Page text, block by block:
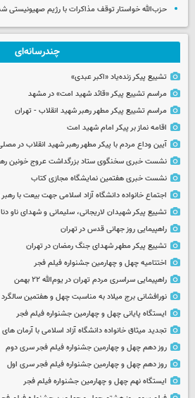
حزب‌الله خواستار توقف مذاکرات با رژیم صهیونیستی
چندرسانه‌ای
تشییع پیکر زنده‌یاد «اکبر عبدی»
مراسم تشییع پیکر «قائد شهید امت» در مشهد
مراسم تشییع پیکر مطهر رهبر شهید انقلاب - تهران
اقامه نماز بر پیکر امام شهید امت
آیین وداع مردم با پیکر مطهر رهبر شهید انقلاب در
نشست خبری سخنگوی ستاد بزرگداشت عروج خونین
نشست خبری هفتمین نمایشگاه مجازی کتاب
اجتماع خانواده دانشگاه آزاد اسلامی جهت بیعت با
تشییع پیکر شهیدان لاریجانی، سلیمانی و شهدای ناو
راهپیمایی روز جهانی قدس در تهران
تشییع پیکر مطهر شهدای جنگ رمضان در تهران
اختتامیه چهل و چهارمین جشنواره فیلم فجر
راهپیمایی سراسری مردم تهران در یوم‌الله ۲۲ بهمن
نورافشانی برج میلاد به مناسبت چهل‌ و هفتمین
ایستگاه پایانی چهل و چهارمین جشنواره فیلم فجر
تجدید میثاق خانواده دانشگاه آزاد اسلامی با آرمان
روز دهم چهل و چهارمین جشنواره فیلم فجر سری دوم
روز دهم چهل و چهارمین جشنواره فیلم فجر سری اول
ایستگاه نهم چهل و چهارمین جشنواره فیلم فجر